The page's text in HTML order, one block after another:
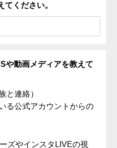
てください。
や動画メディアを教えて
と連絡）
る公式アカウントからの
ズやインスタLIVEの視